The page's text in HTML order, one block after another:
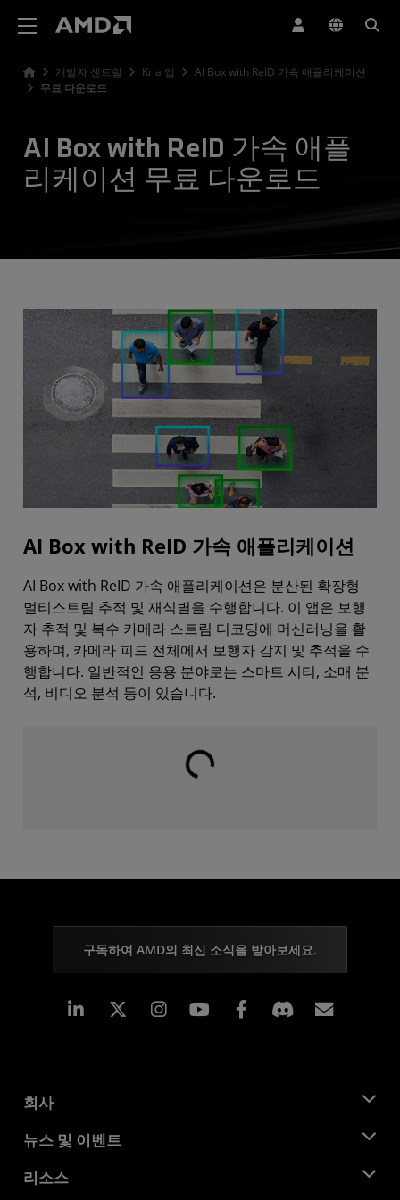
개발자 센트럴 Kria 앱
AI Box with ReID 가속 애플리케이션
무료 다운로드
AI Box with ReID 가속 애플
리케이션 무료 다운로드
AI Box with ReID 가속 애플리케이션
AI Box with ReID 가속 애플리케이션은 분산된 확장형
멀티스트림 추적 및 재식별을 수행합니다. 이 앱은 보행
자 추적 및 복수 카메라 스트림 디코딩에 머신러닝을 활
용하며, 카메라 피드 전체에서 보행자 감지 및 추적을 수
행합니다. 일반적인 응용 분야로는 스마트 시티, 소매 분
석, 비디오 분석 등이 있습니다.
로딩 중...
구독하여 AMD의 최신 소식을 받아보세요.
Linkedin Instagram Facebook
회사
AMD 소개
기업의 사회적 책임
뉴스 및 이벤트
뉴스룸
리소스